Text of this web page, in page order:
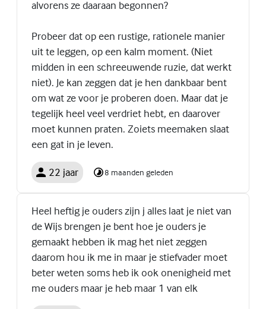
alvorens ze daaraan begonnen?
Probeer dat op een rustige, rationele manier
uit te leggen, op een kalm moment. (Niet
midden in een schreeuwende ruzie, dat werkt
niet). Je kan zeggen dat je hen dankbaar bent
om wat ze voor je proberen doen. Maar dat je
tegelijk heel veel verdriet hebt, en daarover
moet kunnen praten. Zoiets meemaken slaat
een gat in je leven.
22 jaar 8 maanden geleden
Heel heftig je ouders zijn j alles laat je niet van
de Wijs brengen je bent hoe je ouders je
gemaakt hebben ik mag het niet zeggen
daarom hou ik me in maar je stiefvader moet
beter weten soms heb ik ook onenigheid met
me ouders maar je heb maar 1 van elk